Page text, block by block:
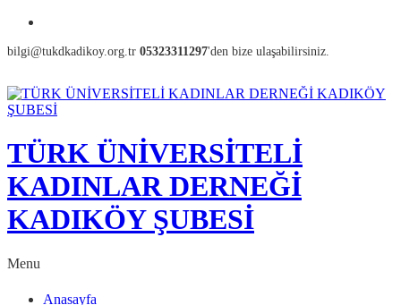
bilgi@tukdkadikoy.org.tr 05323311297'den bize ulaşabilirsiniz.
TÜRK ÜNİVERSİTELİ
KADINLAR DERNEĞİ
KADIKÖY ŞUBESİ
Menu
Anasayfa